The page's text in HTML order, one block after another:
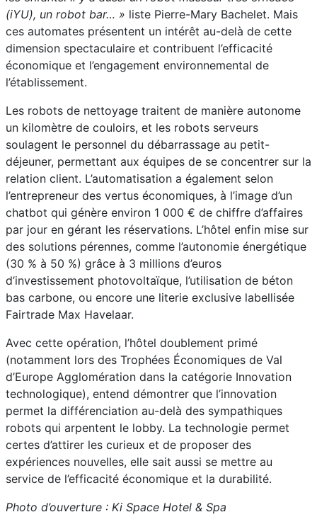
(iYU), un robot bar… » liste Pierre-Mary Bachelet. Mais
ces automates présentent un intérêt au-delà de cette
dimension spectaculaire et contribuent l’efficacité
économique et l’engagement environnemental de
l’établissement.
Les robots de nettoyage traitent de manière autonome
un kilomètre de couloirs, et les robots serveurs
soulagent le personnel du débarrassage au petit-
déjeuner, permettant aux équipes de se concentrer sur la
relation client. L’automatisation a également selon
l’entrepreneur des vertus économiques, à l’image d’un
chatbot qui génère environ 1 000 € de chiffre d’affaires
par jour en gérant les réservations. L’hôtel enfin mise sur
des solutions pérennes, comme l’autonomie énergétique
(30 % à 50 %) grâce à 3 millions d’euros
d’investissement photovoltaïque, l’utilisation de béton
bas carbone, ou encore une literie exclusive labellisée
Fairtrade Max Havelaar.
Avec cette opération, l’hôtel doublement primé
(notamment lors des Trophées Économiques de Val
d’Europe Agglomération dans la catégorie Innovation
technologique), entend démontrer que l’innovation
permet la différenciation au-delà des sympathiques
robots qui arpentent le lobby. La technologie permet
certes d’attirer les curieux et de proposer des
expériences nouvelles, elle sait aussi se mettre au
service de l’efficacité économique et la durabilité.
Photo d’ouverture : Ki Space Hotel & Spa